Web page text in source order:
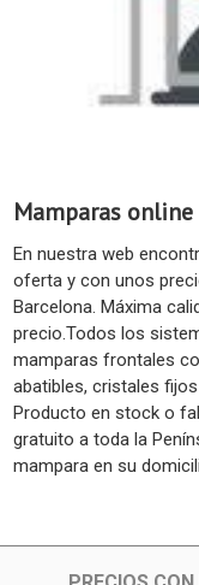
Mamparas online
En nuestra web
oferta y con unos
Barcelona. Máxima
precio.Todos los
mamparas frontales
abatibles, cristales
Producto en stock o
gratuito a toda la
mampara en su